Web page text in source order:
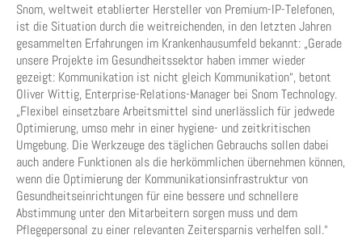
Snom, weltweit etablierter Hersteller von Premium-IP-Telefonen,
ist die Situation durch die weitreichenden, in den letzten Jahren
gesammelten Erfahrungen im Krankenhausumfeld bekannt: „Gerade
unsere Projekte im Gesundheitssektor haben immer wieder
gezeigt: Kommunikation ist nicht gleich Kommunikation“, betont
Oliver Wittig, Enterprise-Relations-Manager bei Snom Technology.
„Flexibel einsetzbare Arbeitsmittel sind unerlässlich für jedwede
Optimierung, umso mehr in einer hygiene- und zeitkritischen
Umgebung. Die Werkzeuge des täglichen Gebrauchs sollen dabei
auch andere Funktionen als die herkömmlichen übernehmen können,
wenn die Optimierung der Kommunikationsinfrastruktur von
Gesundheitseinrichtungen für eine bessere und schnellere
Abstimmung unter den Mitarbeitern sorgen muss und dem
Pflegepersonal zu einer relevanten Zeitersparnis verhelfen soll.“